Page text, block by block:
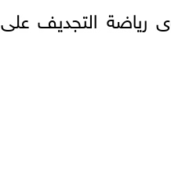
رياضة التجديف على